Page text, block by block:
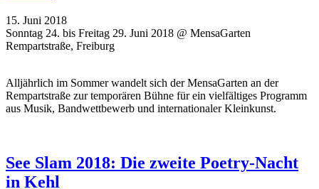
15. Juni 2018
Sonntag 24. bis Freitag 29. Juni 2018 @ MensaGarten
Rempartstraße, Freiburg
Alljährlich im Sommer wandelt sich der MensaGarten an der
Rempartstraße zur temporären Bühne für ein vielfältiges Programm
aus Musik, Bandwettbewerb und internationaler Kleinkunst.
See Slam 2018: Die zweite Poetry-Nacht
in Kehl